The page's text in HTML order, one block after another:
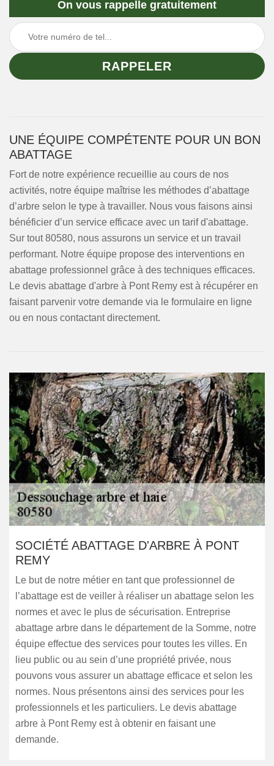
On vous rappelle gratuitement
UNE ÉQUIPE COMPÉTENTE POUR UN BON
ABATTAGE
Fort de notre expérience recueillie au cours de nos
activités, notre équipe maîtrise les méthodes d’abattage
d’arbre selon le type à travailler. Nous vous faisons ainsi
bénéficier d’un service efficace avec un tarif d'abattage.
Sur tout 80580, nous assurons un service et un travail
performant. Notre équipe propose des interventions en
abattage professionnel grâce à des techniques efficaces.
Le devis abattage d'arbre à Pont Remy est à récupérer en
faisant parvenir votre demande via le formulaire en ligne
ou en nous contactant directement.
SOCIÉTÉ ABATTAGE D'ARBRE À PONT
REMY
Le but de notre métier en tant que professionnel de
l’abattage est de veiller à réaliser un abattage selon les
normes et avec le plus de sécurisation. Entreprise
abattage arbre dans le département de la Somme, notre
équipe effectue des services pour toutes les villes. En
lieu public ou au sein d’une propriété privée, nous
pouvons vous assurer un abattage efficace et selon les
normes. Nous présentons ainsi des services pour les
professionnels et les particuliers. Le devis abattage
arbre à Pont Remy est à obtenir en faisant une
demande.